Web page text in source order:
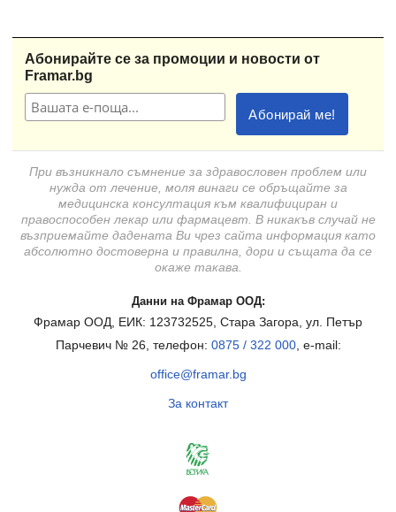
Абонирайте се за промоции и новости от
Framar.bg
При възникнало съмнение за здравословен проблем или
нужда от лечение, моля винаги се обръщайте за
медицинска консултация към квалифициран и
правоспособен лекар или фармацевт. В никакъв случай не
възприемайте дадената Ви чрез сайта информация като
абсолютно достоверна и правилна, дори и същата да се
окаже такава.
Данни на Фрамар ООД:
Фрамар ООД, ЕИК: 123732525, Стара Загора, ул. Петър
Парчевич № 26, телефон: 0875 / 322 000, e-mail:
office@framar.bg
За контакт